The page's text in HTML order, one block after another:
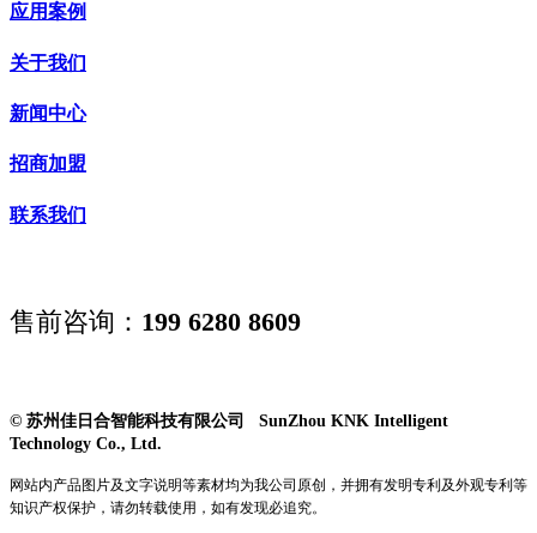
应用案例
关于我们
新闻中心
招商加盟
联系我们
售前咨询： 199 6280 8609
© 苏州佳日合智能科技有限公司 SunZhou KNK Intelligent
Technology Co., Ltd.
网站内产品图片及文字说明等素材均为我公司原创，并拥有发明专利及外观专利等
知识产权保护，请勿转载使用，如有发现必追究。